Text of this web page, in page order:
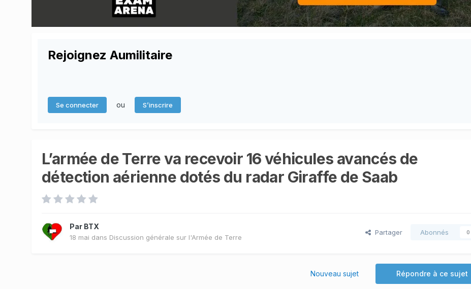
Rejoignez Aumilitaire
Se connecter ou S’inscrire
L’armée de Terre va recevoir 16 véhicules avancés de
détection aérienne dotés du radar Giraffe de Saab
Par BTX
18 mai dans Discussion générale sur l'Armée de Terre
Partager Abonnés 0
Répondre à ce sujet
Nouveau sujet